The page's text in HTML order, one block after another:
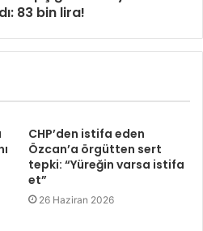
83 bin lira!
CHP’den istifa eden
Özcan’a örgütten sert
tepki: “Yüreğin varsa istifa
et”
26 Haziran 2026